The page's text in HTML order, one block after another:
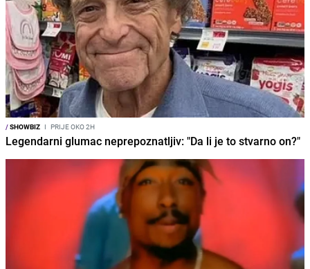
/SHOWBIZ I PRIJE OKO 2H
Legendarni glumac neprepoznatljiv: "Da li je to stvarno on?"